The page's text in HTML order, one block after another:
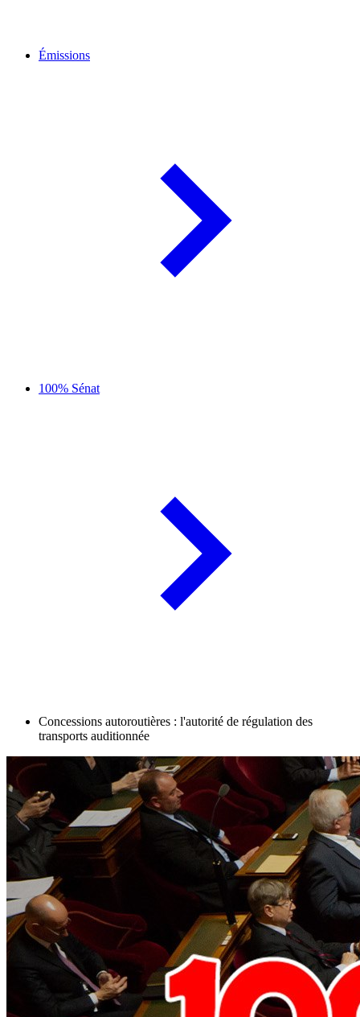
Émissions
100% Sénat
Concessions autoroutières : l'autorité de régulation des
transports auditionnée